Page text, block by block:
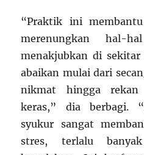
“Praktik ini
merenungkan hal-
menakjubkan di
abaikan mulai dari
nikmat hingga
keras,” dia berbagi.
syukur sangat
stres, terlalu